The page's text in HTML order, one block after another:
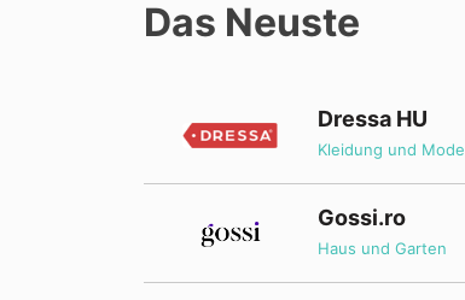
Das Neuste
Dressa HU
Kleidung und Mode
Gossi.ro
Haus und Garten